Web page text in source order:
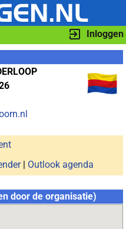
Inloggen
| Outlook agenda
door de organisatie)